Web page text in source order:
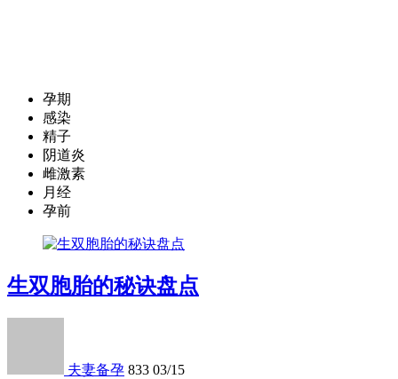
孕期
感染
精子
阴道炎
雌激素
月经
孕前
生双胞胎的秘诀盘点
夫妻备孕 833 03/15